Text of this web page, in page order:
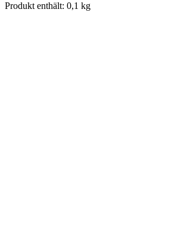
Produkt enthält: 0,1 kg